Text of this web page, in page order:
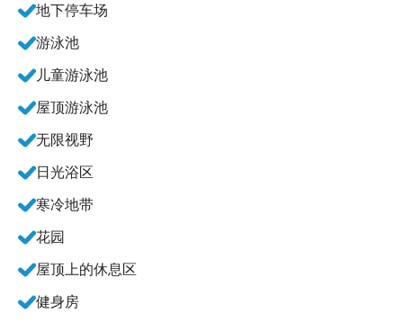
地下停车场
游泳池
儿童游泳池
屋顶游泳池
无限视野
日光浴区
寒冷地带
花园
屋顶上的休息区
健身房